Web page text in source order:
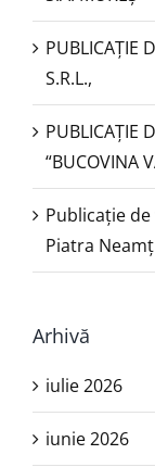
PUBLICAȚIE
S.R.L.,
PUBLICAŢIE
“BUCOVINA
Publicație de
Piatra Neamţ
Arhivă
iulie 2026
iunie 2026